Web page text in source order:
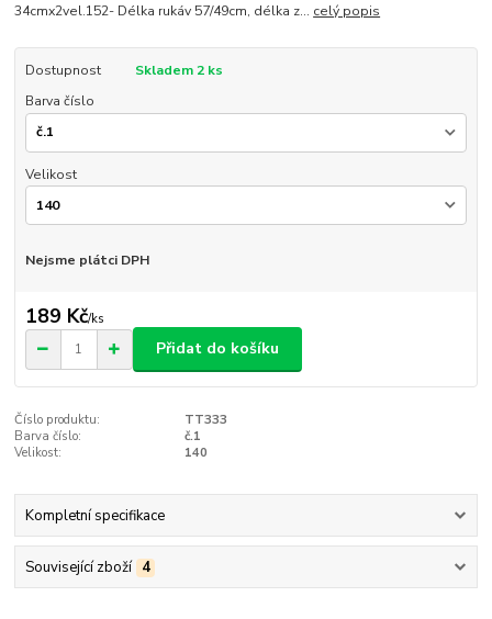
34cmx2vel.152- Délka rukáv 57/49cm, délka z... celý popis
Dostupnost
Skladem 2 ks
Barva číslo
Velikost
Nejsme plátci DPH
189 Kč/ks
Přidat do košíku
Číslo produktu:
TT333
Barva číslo:
č.1
Velikost:
140
Kompletní specifikace
Související zboží 4